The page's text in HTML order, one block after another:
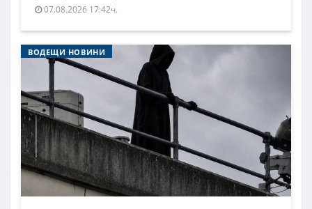
07.08.2026 17:42ч.
ВОДЕЩИ НОВИНИ